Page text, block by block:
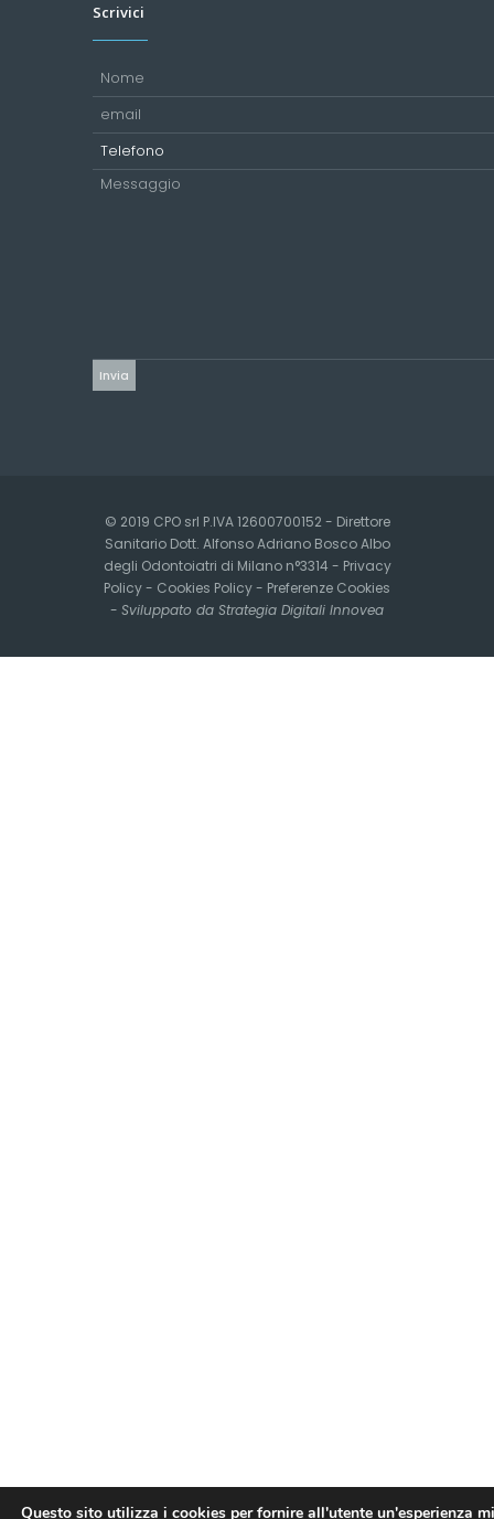
Scrivici
© 2019 CPO srl P.IVA 12600700152 - Direttore
Sanitario Dott. Alfonso Adriano Bosco Albo
degli Odontoiatri di Milano n°3314 - Privacy
Policy- Cookies Policy- Preferenze Cookies
- Sviluppato da Strategia Digitali Innovea
Questo sito utilizza i cookies per fornire all'utente un'esperienza